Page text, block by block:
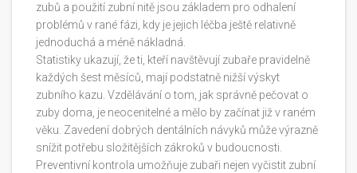
zubů a použití zubní nitě jsou základem pro odhalení
problémů v rané fázi, kdy je jejich léčba ještě relativně
jednoduchá a méně nákladná.
Statistiky ukazují, že ti, kteří navštěvují zubaře pravidelně
každých šest měsíců, mají podstatně nižší výskyt
zubního kazu. Vzdělávání o tom, jak správně pečovat o
zuby doma, je neocenitelné a mělo by začínat již v raném
věku. Zavedení dobrých dentálních návyků může výrazně
snížit potřebu složitějších zákroků v budoucnosti.
Preventivní kontrola umožňuje zubaři nejen vyčistit zubní